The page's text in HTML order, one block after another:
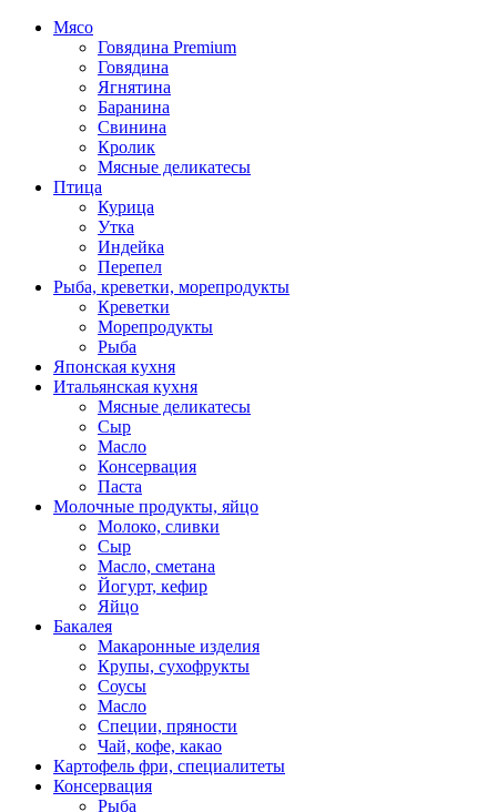
Мясо
Говядина Premium
Говядина
Ягнятина
Баранина
Свинина
Кролик
Мясные деликатесы
Птица
Курица
Утка
Индейка
Перепел
Рыба, креветки, морепродукты
Креветки
Морепродукты
Рыба
Японская кухня
Итальянская кухня
Мясные деликатесы
Сыр
Масло
Консервация
Паста
Молочные продукты, яйцо
Молоко, сливки
Сыр
Масло, сметана
Йогурт, кефир
Яйцо
Бакалея
Макаронные изделия
Крупы, сухофрукты
Соусы
Масло
Специи, пряности
Чай, кофе, какао
Картофель фри, специалитеты
Консервация
Рыба